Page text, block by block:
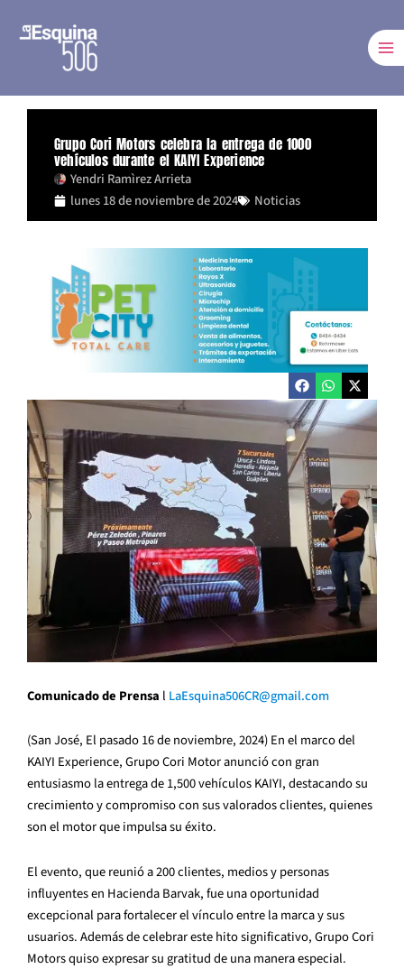
Grupo Cori Motors celebra la entrega de 1000
vehículos durante el KAIYI Experience
Yendri Ramìrez Arrieta
lunes 18 de noviembre de 2024
Noticias
Comunicado de Prensa l LaEsquina506CR@gmail.com
(San José, El pasado 16 de noviembre, 2024) En el marco del
KAIYI Experience, Grupo Cori Motor anunció con gran
entusiasmo la entrega de 1,500 vehículos KAIYI, destacando su
crecimiento y compromiso con sus valorados clientes, quienes
son el motor que impulsa su éxito.
El evento, que reunió a 200 clientes, medios y personas
influyentes en Hacienda Barvak, fue una oportunidad
excepcional para fortalecer el vínculo entre la marca y sus
usuarios. Además de celebrar este hito significativo, Grupo Cori
Motors quiso expresar su gratitud de una manera especial.